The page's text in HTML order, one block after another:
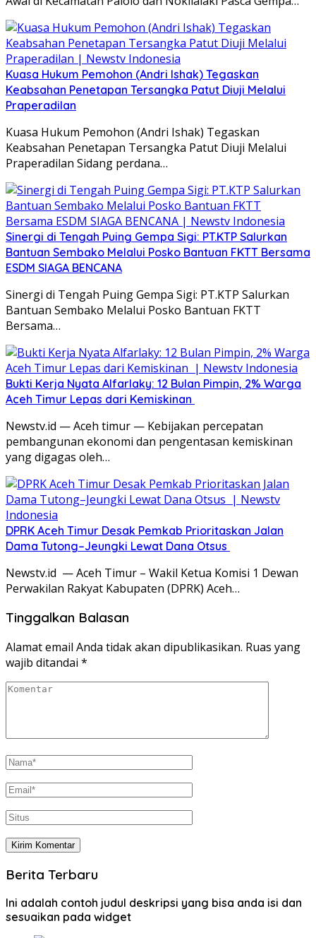
Kuasa Hukum Pemohon (Andri Ishak) Tegaskan
Keabsahan Penetapan Tersangka Patut Diuji Melalui
Praperadilan
Kuasa Hukum Pemohon (Andri Ishak) Tegaskan
Keabsahan Penetapan Tersangka Patut Diuji Melalui
Praperadilan Sidang perdana…
Sinergi di Tengah Puing Gempa Sigi: PT.KTP Salurkan
Bantuan Sembako Melalui Posko Bantuan FKTT Bersama
ESDM SIAGA BENCANA
Sinergi di Tengah Puing Gempa Sigi: PT.KTP Salurkan
Bantuan Sembako Melalui Posko Bantuan FKTT
Bersama…
Bukti Kerja Nyata Alfarlaky: 12 Bulan Pimpin, 2% Warga
Aceh Timur Lepas dari Kemiskinan ‎
Newstv.id — Aceh timur — Kebijakan percepatan
pembangunan ekonomi dan pengentasan kemiskinan
yang digagas oleh…
DPRK Aceh Timur Desak Pemkab Prioritaskan Jalan
Dama Tutong–Jeungki Lewat Dana Otsus ‎
Newstv.id — Aceh Timur – Wakil Ketua Komisi 1 Dewan
Perwakilan Rakyat Kabupaten (DPRK) Aceh…
Tinggalkan Balasan
Alamat email Anda tidak akan dipublikasikan. Ruas yang
wajib ditandai *
Berita Terbaru
Ini adalah contoh judul deskripsi yang bisa anda isi dan
sesuaikan pada widget